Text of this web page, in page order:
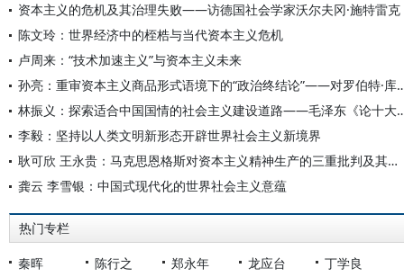
资本主义的危机及其治理失败——访德国社会学家沃尔夫冈·施特雷克
陈文玲：世界经济中的桎梏与当代资本主义危机
卢周来：“技术加速主义”与资本主义未来
孙亮：重审资本主义商品形式语境下
林振义：探索适合中国国情的社会
李毅：坚持以人类文明新形态开辟世界社会主义新境界
耿可欣 王永贵：马克思恩格斯对资本主义精神生产的三重批判及其现实意义
龚云 李雪银：中国式现代化的世界社会主义意蕴
热门专栏
秦晖 陈行之 郑永年 龙应台
丁学良